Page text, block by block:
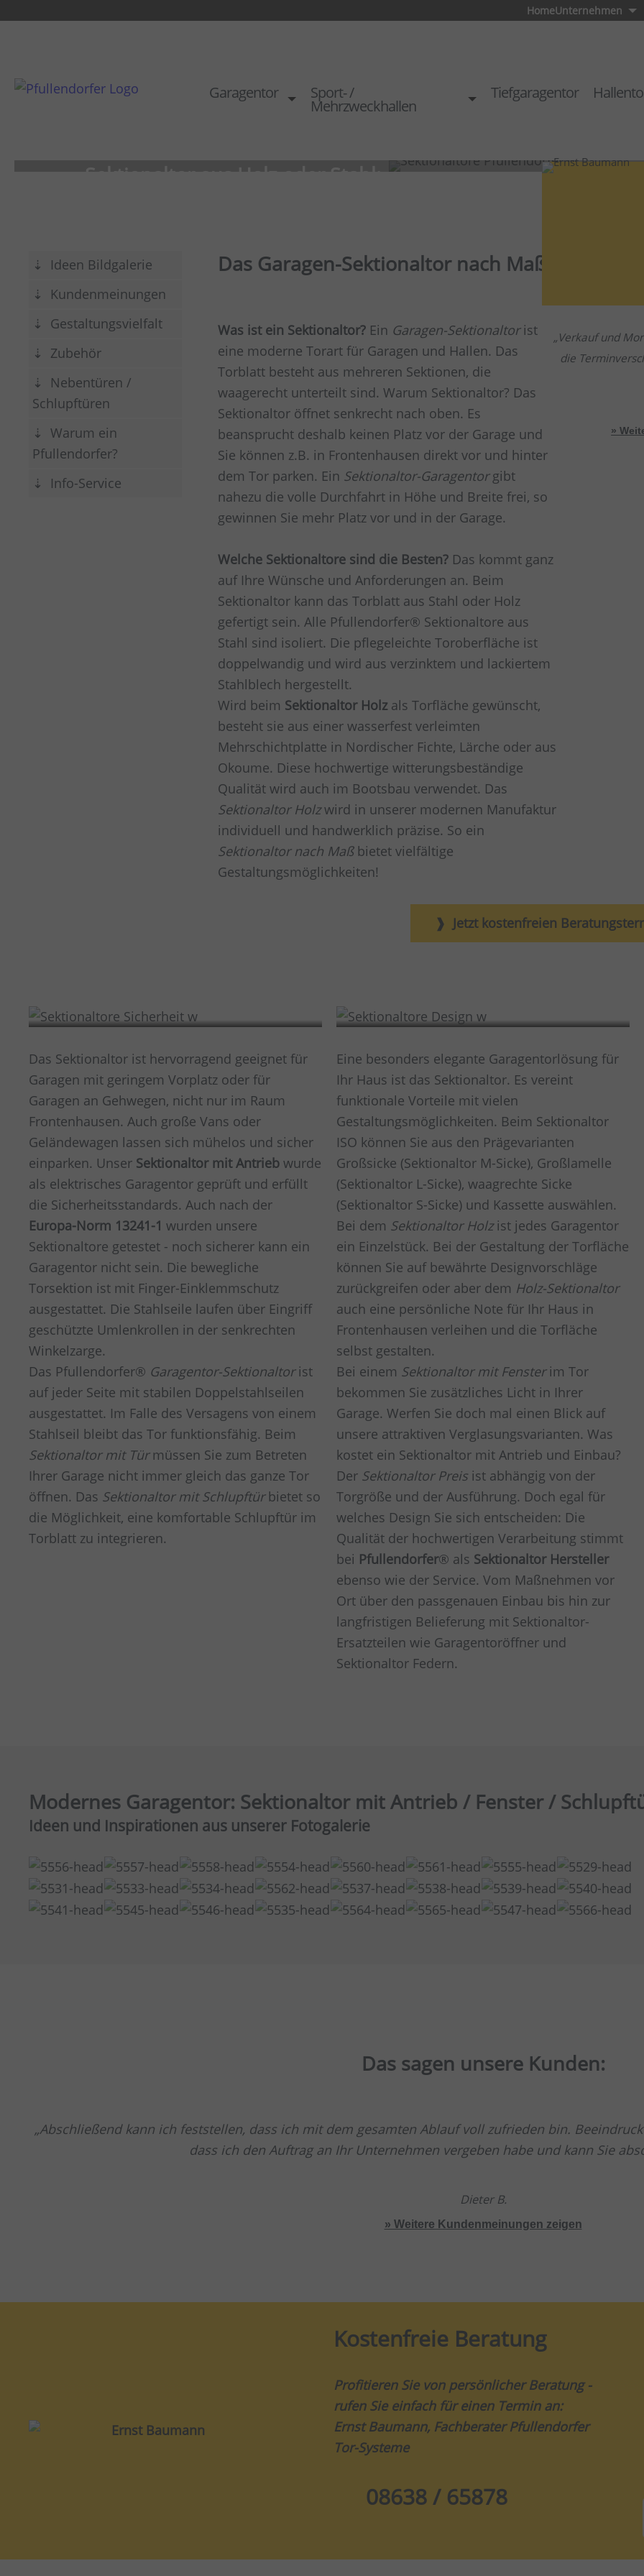
HomeUnternehmen
Garagentor Sport- /
Mehrzweckhallen
Tiefgaragentor
Optimale Durchfahrt und mehr Platz vor der Garage
Als Sektionaltor Holz oder als Sektionaltor Stahl
als Sektionaltor ISO mit Tür möglich
Verkauf und
die
»
Ideen Bildgalerie
Kundenmeinungen
Gestaltungsvielfalt
Zubehör
Nebentüren /
Schlupftüren
Warum ein
Pfullendorfer?
Info-Service
Das Garagen-Sektionaltor nach Maß für Ihr
Was ist ein Sektionaltor?Ein Garagen-Sektionaltorist
eine moderne Torart für Garagen und Hallen. Das
Torblatt besteht aus mehreren Sektionen, die
waagerecht unterteilt sind. Warum Sektionaltor? Das
Sektionaltor öffnet senkrecht nach oben. Es
beansprucht deshalb keinen Platz vor der Garage und
Sie können z.B. in Frontenhausen direkt vor und hinter
dem Tor parken. Ein Sektionaltor-Garagentorgibt
nahezu die volle Durchfahrt in Höhe und Breite frei, so
gewinnen Sie mehr Platz vor und in der Garage.
Welche Sektionaltore sind die Besten?Das kommt ganz
auf Ihre Wünsche und Anforderungen an. Beim
Sektionaltor kann das Torblatt aus Stahl oder Holz
gefertigt sein. Alle Pfullendorfer® Sektionaltore aus
Stahl sind isoliert. Die pflegeleichte Toroberfläche ist
doppelwandig und wird aus verzinktem und lackiertem
Stahlblech hergestellt.
Wird beim Sektionaltor Holzals Torfläche gewünscht,
besteht sie aus einer wasserfest verleimten
Mehrschichtplatte in Nordischer Fichte, Lärche oder aus
Okoume. Diese hochwertige witterungsbeständige
Qualität wird auch im Bootsbau verwendet. Das
Sektionaltor Holzwird in unserer modernen Manufaktur
individuell und handwerklich präzise. So ein
Sektionaltor nach Maßbietet vielfältige
Gestaltungsmöglichkeiten!
Jetzt kostenfreien
Das Sektionaltor ist hervorragend geeignet für
Garagen mit geringem Vorplatz oder für
Garagen an Gehwegen, nicht nur im Raum
Frontenhausen. Auch große Vans oder
Geländewagen lassen sich mühelos und sicher
einparken. Unser Sektionaltor mit Antrieb wurde
als elektrisches Garagentor geprüft und erfüllt
die Sicherheitsstandards. Auch nach der
Europa-Norm 13241-1 wurden unsere
Sektionaltore getestet - noch sicherer kann ein
Garagentor nicht sein. Die bewegliche
Torsektion ist mit Finger-Einklemmschutz
ausgestattet. Die Stahlseile laufen über Eingriff
geschützte Umlenkrollen in der senkrechten
Winkelzarge.
Das Pfullendorfer® Garagentor-Sektionaltorist
auf jeder Seite mit stabilen Doppelstahlseilen
ausgestattet. Im Falle des Versagens von einem
Stahlseil bleibt das Tor funktionsfähig. Beim
Sektionaltor mit Türmüssen Sie zum Betreten
Ihrer Garage nicht immer gleich das ganze Tor
öffnen. Das Sektionaltor mit Schlupftürbietet so
die Möglichkeit, eine komfortable Schlupftür im
Torblatt zu integrieren.
Eine besonders elegante Garagentorlösung für
Ihr Haus ist das Sektionaltor. Es vereint
funktionale Vorteile mit vielen
Gestaltungsmöglichkeiten. Beim Sektionaltor
ISO können Sie aus den Prägevarianten
Großsicke (Sektionaltor M-Sicke), Großlamelle
(Sektionaltor L-Sicke), waagrechte Sicke
(Sektionaltor S-Sicke) und Kassette auswählen.
Bei dem Sektionaltor Holzist jedes Garagentor
ein Einzelstück. Bei der Gestaltung der Torfläche
können Sie auf bewährte Designvorschläge
zurückgreifen oder aber dem Holz-Sektionaltor
auch eine persönliche Note für Ihr Haus in
Frontenhausen verleihen und die Torfläche
selbst gestalten.
Bei einem Sektionaltor mit Fensterim Tor
bekommen Sie zusätzliches Licht in Ihrer
Garage. Werfen Sie doch mal einen Blick auf
unsere attraktiven Verglasungsvarianten. Was
kostet ein Sektionaltor mit Antrieb und Einbau?
Der Sektionaltor Preis ist abhängig von der
Torgröße und der Ausführung. Doch egal für
welches Design Sie sich entscheiden: Die
Qualität der hochwertigen Verarbeitung stimmt
bei Pfullendorfer® als Sektionaltor Hersteller
ebenso wie der Service. Vom Maßnehmen vor
Ort über den passgenauen Einbau bis hin zur
langfristigen Belieferung mit Sektionaltor-
Ersatzteilen wie Garagentoröffner und
Sektionaltor Federn.
Modernes Garagentor: Sektionaltor mit Antrieb / Fenster /
Ideen und Inspirationen aus unserer Fotogalerie
Das sagen unsere Kunden:
Abschließend kann ich feststellen, dass ich mit dem gesamten Ablauf voll zufrieden bin.
dass ich den Auftrag an Ihr Unternehmen vergeben habe und kann Sie
Dieter B.
» Weitere Kundenmeinungen zeigen
Kostenfreie Beratung
Profitieren Sie von persönlicher Beratung -
rufen Sie einfach für einen Termin an:
Ernst Baumann, Fachberater Pfullendorfer
Tor-Systeme
08638 / 65878